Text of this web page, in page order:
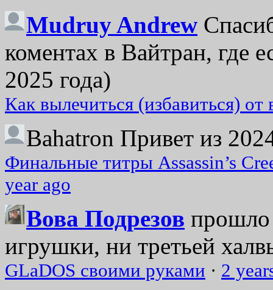
Mudruy Andrew
коментах в Вайтран, где
2025 года)
Как вылечиться (избавиться)
Bahatron Привет из
Финальные титры Assassin’s
year ago
Вова Подрезов прошло
игрушки, ни третьей
GLaDOS своими руками · 2